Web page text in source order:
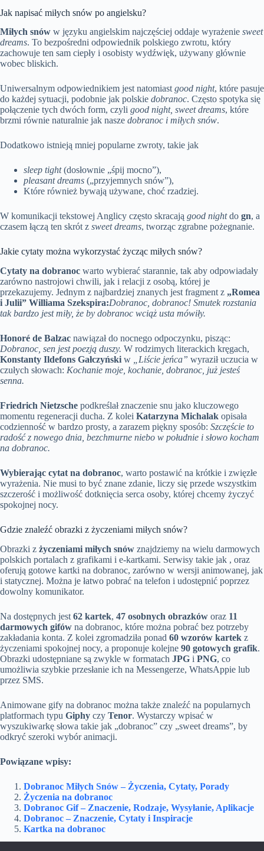
Jak napisać miłych snów po angielsku?
Miłych snów w języku angielskim najczęściej oddaje wyrażenie sweet
dreams. To bezpośredni odpowiednik polskiego zwrotu, który
zachowuje ten sam ciepły i osobisty wydźwięk, używany głównie
wobec bliskich.
Uniwersalnym odpowiednikiem jest natomiastgood night, które pasuje
do każdej sytuacji, podobnie jak polskie dobranoc. Często spotyka się
połączenie tych dwóch form, czyli good night, sweet dreams, które
brzmi równie naturalnie jak nasze dobranoc i miłych snów.
Dodatkowo istnieją mniej popularne zwroty, takie jak
sleep tight(dosłownie „śpij mocno”),
pleasant dreams („przyjemnych snów”),
Które również bywają używane, choć rzadziej.
W komunikacji tekstowej Anglicy często skracają good nightdo gn, a
czasem łączą ten skrót z sweet dreams, tworząc zgrabne pożegnanie.
Jakie cytaty można wykorzystać życząc miłych snów?
Cytaty na dobranoc warto wybierać starannie, tak aby odpowiadały
zarówno nastrojowi chwili, jak i relacji z osobą, której je
przekazujemy. Jednym z najbardziej znanych jest fragment z „Romea
i Julii” Williama Szekspira:Dobranoc, dobranoc! Smutek rozstania
tak bardzo jest miły, że by dobranoc wciąż usta mówiły.
Honoré de Balzac nawiązał do nocnego odpoczynku, pisząc:
Dobranoc, sen jest poezją duszy. W rodzimych literackich kręgach,
Konstanty Ildefons Gałczyński w „Liście jeńca” wyraził uczucia w
czułych słowach: Kochanie moje, kochanie, dobranoc, już jesteś
senna.
Friedrich Nietzsche podkreślał znaczenie snu jako kluczowego
momentu regeneracji ducha. Z kolei Katarzyna Michalak opisała
codzienność w bardzo prosty, a zarazem piękny sposób: Szczęście to
radość z nowego dnia, bezchmurne niebo w południe i słowo kocham
na dobranoc.
Wybierając cytat na dobranoc, warto postawić na krótkie i zwięzłe
wyrażenia. Nie musi to być znane zdanie, liczy się przede wszystkim
szczerość i możliwość dotknięcia serca osoby, której chcemy życzyć
spokojnej nocy.
Gdzie znaleźć obrazki z życzeniami miłych snów?
Obrazki z życzeniami miłych snów znajdziemy na wielu darmowych
polskich portalach z grafikami i e-kartkami. Serwisy takie jak , oraz
oferują gotowe kartki na dobranoc, zarówno w wersji animowanej, jak
i statycznej. Można je łatwo pobrać na telefon i udostępnić poprzez
dowolny komunikator.
Na dostępnych jest 62 kartek, 47 osobnych obrazków oraz 11
darmowych gifów na dobranoc, które można pobrać bez potrzeby
zakładania konta. Z kolei zgromadziła ponad 60 wzorów kartek z
życzeniami spokojnej nocy, a proponuje kolejne 90 gotowych grafik.
Obrazki udostępniane są zwykle w formatach JPG i PNG, co
umożliwia szybkie przesłanie ich na Messengerze, WhatsAppie lub
przez SMS.
Animowane gify na dobranoc można także znaleźć na popularnych
platformach typu Giphy czy Tenor. Wystarczy wpisać w
wyszukiwarkę słowa takie jak „dobranoc” czy „sweet dreams”, by
odkryć szeroki wybór animacji.
Powiązane wpisy:
Dobranoc Miłych Snów – Życzenia, Cytaty, Porady
Życzenia na dobranoc
Dobranoc Gif – Znaczenie, Rodzaje, Wysyłanie, Aplikacje
Dobranoc – Znaczenie, Cytaty i Inspiracje
Kartka na dobranoc